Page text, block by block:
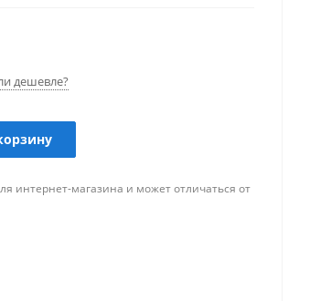
дешевле?
интернет-магазина и может отличаться от